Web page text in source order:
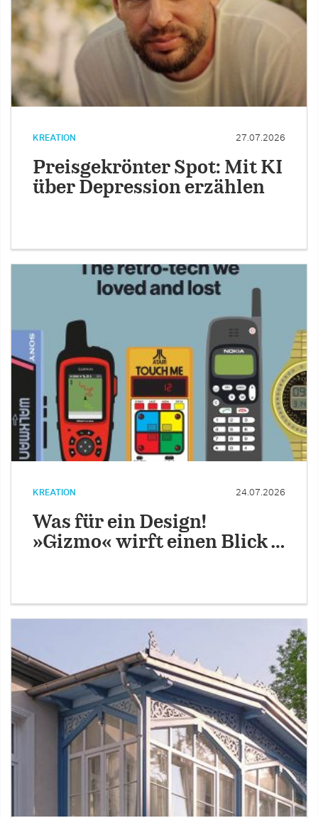
KREATION 27.07.2026
Preisgekrönter Spot: Mit KI
über Depression erzählen
KREATION 24.07.2026
Was für ein Design!
»Gizmo« wirft einen Blick …